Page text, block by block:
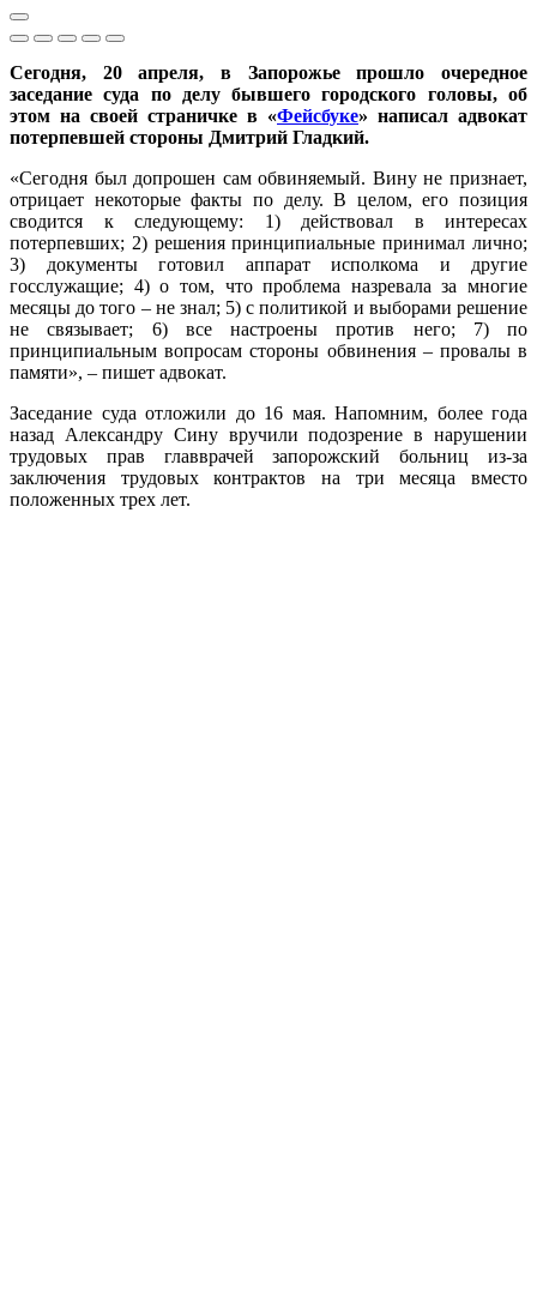
Сегодня, 20 апреля, в Запорожье прошло очередное
заседание суда по делу бывшего городского головы, об
этом на своей страничке в «Фейсбуке» написал адвокат
потерпевшей стороны Дмитрий Гладкий.
«Сегодня был допрошен сам обвиняемый. Вину не признает,
отрицает некоторые факты по делу. В целом, его позиция
сводится к следующему: 1) действовал в интересах
потерпевших; 2) решения принципиальные принимал лично;
3) документы готовил аппарат исполкома и другие
госслужащие; 4) о том, что проблема назревала за многие
месяцы до того – не знал; 5) с политикой и выборами решение
не связывает; 6) все настроены против него; 7) по
принципиальным вопросам стороны обвинения – провалы в
памяти», – пишет адвокат.
Заседание суда отложили до 16 мая. Напомним, более года
назад Александру Сину вручили подозрение в нарушении
трудовых прав главврачей запорожский больниц из-за
заключения трудовых контрактов на три месяца вместо
положенных трех лет.